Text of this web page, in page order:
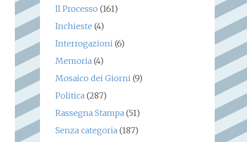
Il Processo (161)
Inchieste (4)
Interrogazioni(6)
Memoria(4)
Mosaico dei Giorni(9)
Politica(287)
Rassegna Stampa(51)
Senza categoria(187)